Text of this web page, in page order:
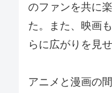
のファンを共に
た。また、映画
らに広がりを見
アニメと漫画の